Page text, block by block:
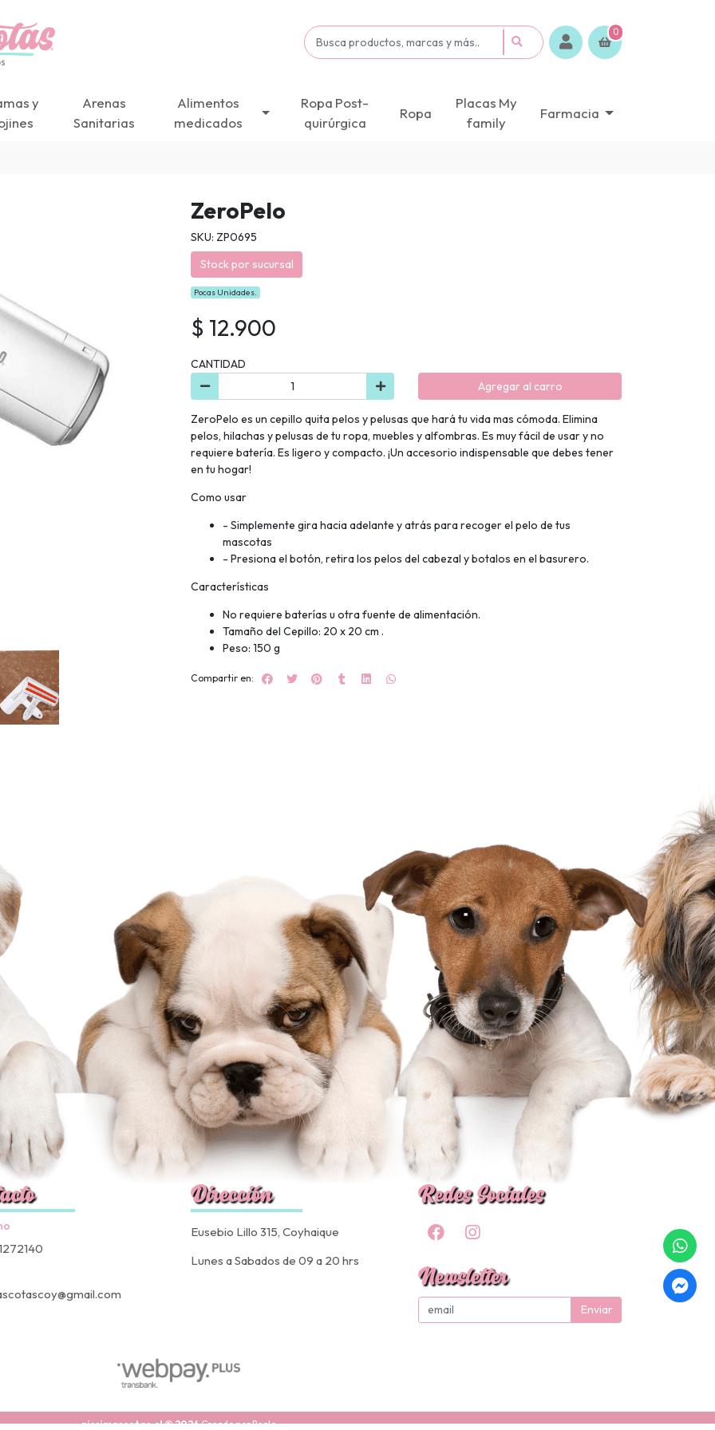
0
y
Arenas
Sanitarias
Alimentos
medicados
Ropa Post-
quirúrgica
Ropa
Placas My
family
Farmacia
ZeroPelo
SKU: ZP0695
Stock por sucursal
Pocas Unidades.
$ 12.900
CANTIDAD
Agregar al carro
ZeroPelo es un cepillo quita pelos y pelusas que hará tu vida mas cómoda. Elimina
pelos, hilachas y pelusas de tu ropa, muebles y alfombras. Es muy fácil de usar y no
requiere batería. Es ligero y compacto. ¡Un accesorio indispensable que debes tener
en tu hogar!
Como usar
- Simplemente gira hacia adelante y atrás para recoger el pelo de tus
mascotas
- Presiona el botón, retira los pelos del cabezal y botalos en el basurero.
Características
No requiere baterías u otra fuente de alimentación.
Tamaño del Cepillo: 20 x 20 cm .
Peso: 150 g
Compartir en:
Dirección
Eusebio Lillo 315, Coyhaique
Lunes a Sabados de 09 a 20 hrs
Redes Sociales
Newsletter
Enviar
nissimascotas.cl © 2026Creado porBsale